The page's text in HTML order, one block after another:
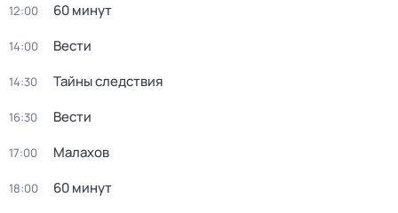
12:00 60 минут
14:00 Вести
14:30 Тайны следствия
16:30 Вести
17:00 Малахов
18:00 60 минут